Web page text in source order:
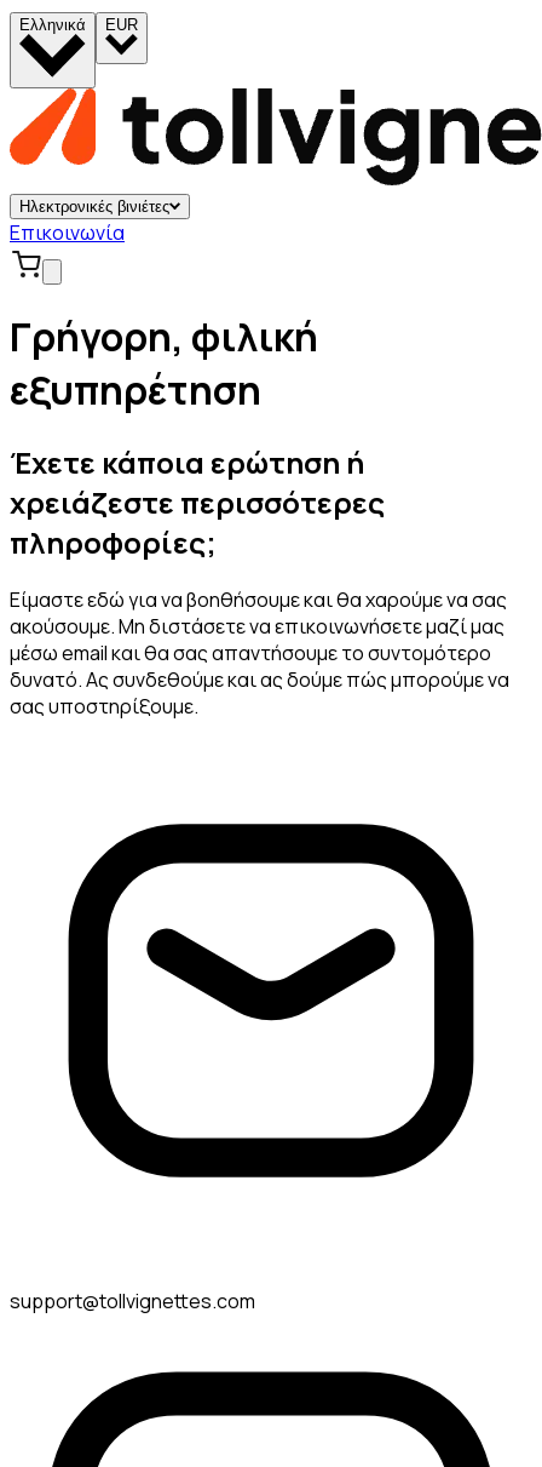
Ελληνικά EUR
Ηλεκτρονικές βινιέτες
Επικοινωνία
Γρήγορη, φιλική
εξυπηρέτηση
Έχετε κάποια ερώτηση ή
χρειάζεστε περισσότερες
πληροφορίες;
Είμαστε εδώ για να βοηθήσουμε και θα χαρούμε να σας
ακούσουμε. Μη διστάσετε να επικοινωνήσετε μαζί μας
μέσω email και θα σας απαντήσουμε το συντομότερο
δυνατό. Ας συνδεθούμε και ας δούμε πώς μπορούμε να
σας υποστηρίξουμε.
support@tollvignettes.com